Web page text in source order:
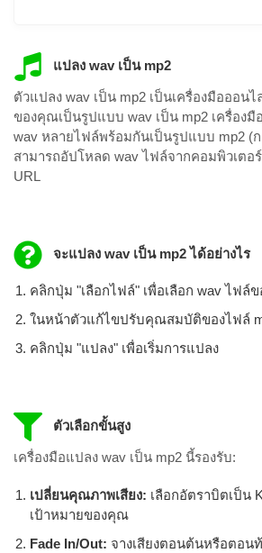
แปลง wav เป็น mp2
ตัวแปลง wav เป็น mp2 เป็นเครื่องมือออน
ของคุณเป็นรูปแบบ wav เป็น mp2 เครื่อง
wav หลายไฟล์พร้อมกันเป็นรูปแบบ mp2 (
สามารถอัปโหลด wav ไฟล์จากคอมพิวเต
URL
จะแปลง wav เป็น mp2 ได้อย่างไร
คลิกปุ่ม "เลือกไฟล์" เพื่อเลือก wav ไฟล์
ในหน้าตัวแก้ไขปรับคุณสมบัติของไฟล์
คลิกปุ่ม "แปลง" เพื่อเริ่มการแปลง
ตัวเลือกขั้นสูง
เครื่องมือแปลง wav เป็น mp2 นี้รองรับ:
เปลี่ยนคุณภาพเสียง: เลือกอัตราบิตเป็น
เป้าหมายของคุณ
Fade In/Out: จางเสียงตอนต้นหรือตอน